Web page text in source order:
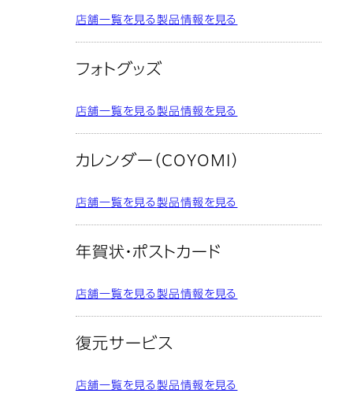
店舗一覧を見る製品情報を見る
フォトグッズ
店舗一覧を見る製品情報を見る
カレンダー（COYOMI）
店舗一覧を見る製品情報を見る
年賀状・ポストカード
店舗一覧を見る製品情報を見る
復元サービス
店舗一覧を見る製品情報を見る